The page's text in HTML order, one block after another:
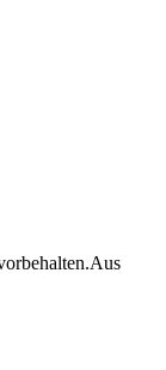
Aus